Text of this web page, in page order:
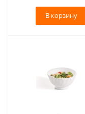
В корзину